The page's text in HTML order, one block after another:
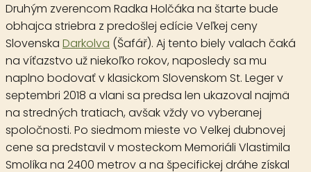
Druhým zverencom Radka Holčáka na štarte bude
obhajca striebra z predošlej edície Veľkej ceny
Slovenska Darkolva (Šafář). Aj tento biely valach čaká
na víťazstvo už niekoľko rokov, naposledy sa mu
naplno bodovať v klasickom Slovenskom St. Leger v
septembri 2018 a vlani sa predsa len ukazoval najmä
na stredných tratiach, avšak vždy vo vyberanej
spoločnosti. Po siedmom mieste vo Velkej dubnovej
cene sa predstavil v mosteckom Memoriáli Vlastimila
Smolíka na 2400 metrov a na špecifickej dráhe získal